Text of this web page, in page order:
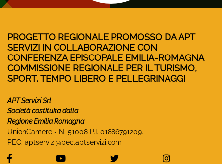
PROGETTO REGIONALE PROMOSSO DA APT
SERVIZI IN COLLABORAZIONE CON
CONFERENZA EPISCOPALE EMILIA-ROMAGNA
COMMISSIONE REGIONALE PER IL TURISMO,
SPORT, TEMPO LIBERO E PELLEGRINAGGI
APT Servizi Srl
Società costituita dalla
Regione Emilia Romagna
UnionCamere - N. 51008 P.I. 01886791209.
PEC: aptservizi@pec.aptservizi.com
visita la pagina Facebook di Monasteri Emilia-
visita la pagina YouTube di
visita la pagina Twitter
visita la